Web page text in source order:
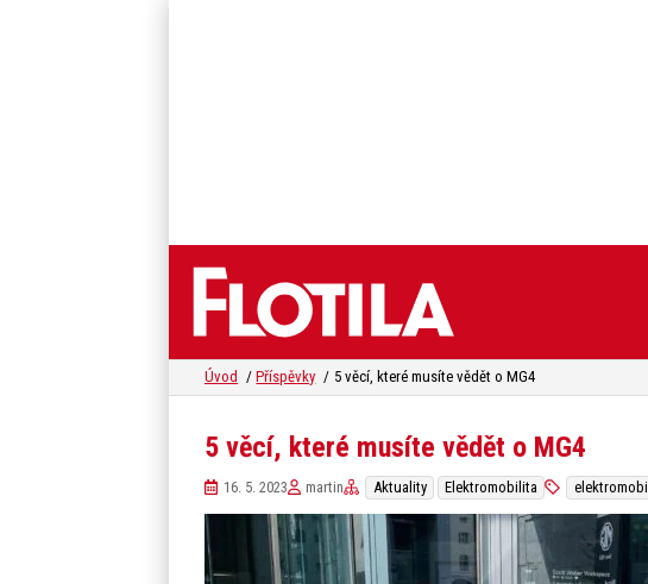
Úvod Příspěvky 5 věcí, které musíte vědět o MG4
5 věcí, které musíte vědět o MG4
16. 5. 2023 martin Aktuality Elektromobilita elektromobil